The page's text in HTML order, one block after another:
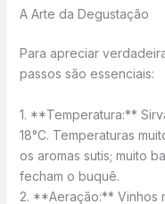
A Arte da Degustação
Para apreciar
passos são essenciais:
1. **Temperatura:**
18°C. Temperaturas
os aromas sutis; muito
fecham o buquê.
2. **Aeração:** Vinhos